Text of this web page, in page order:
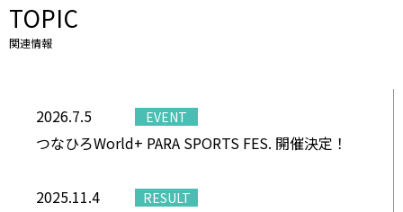
2018 パラカヌー海外派遣選手選考会 1位
2018 ワールドカップ大会 9位
2018 平成30年度日本パラカヌー選手権大会 1位
TOPIC
関連情報
2026.7.5 EVENT
つなひろWorld+ PARA SPORTS FES. 開催決定！
2025.11.4 RESULT